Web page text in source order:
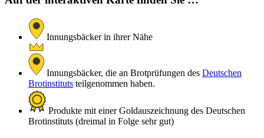
Innungsbäcker in ihrer Nähe
Innungsbäcker, die an Brotprüfungen des Deutschen
Brotinstituts teilgenommen haben.
Produkte mit einer Goldauszeichnung des Deutschen
Brotinstituts (dreimal in Folge sehr gut)